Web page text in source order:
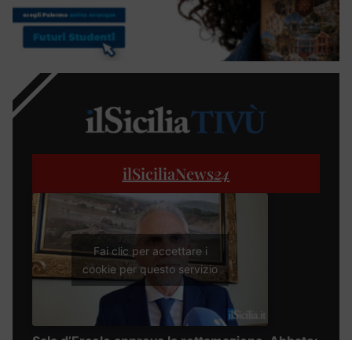
ilSiciliaNews24
Fai clic per accettare i
cookie per questo servizio